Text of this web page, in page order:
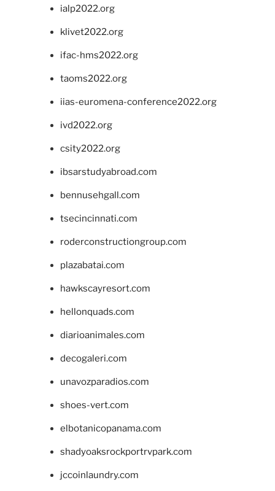
ialp2022.org
klivet2022.org
ifac-hms2022.org
taoms2022.org
iias-euromena-conference2022.org
ivd2022.org
csity2022.org
ibsarstudyabroad.com
bennusehgall.com
tsecincinnati.com
roderconstructiongroup.com
plazabatai.com
hawkscayresort.com
hellonquads.com
diarioanimales.com
decogaleri.com
unavozparadios.com
shoes-vert.com
elbotanicopanama.com
shadyoaksrockportrvpark.com
jccoinlaundry.com